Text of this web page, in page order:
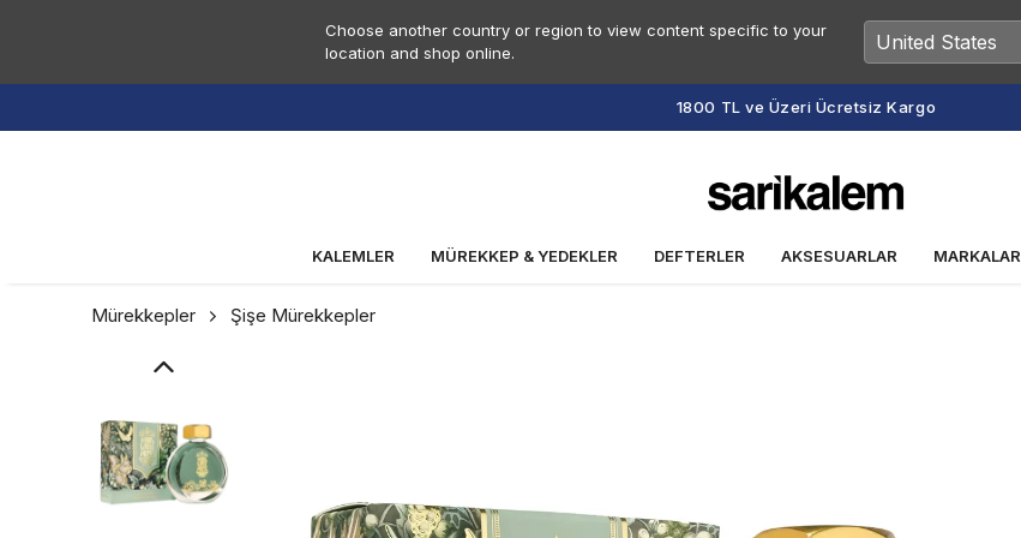
Choose another country or region to view content specific to your
location and shop online.
Vade Farksız 2 veya 3 Taksit Fırsatı
KALEMLER MÜREKKEP & YEDEKLER DEFTERLER AKSESUARLAR MARKALAR
Mürekkepler Şişe Mürekkepler